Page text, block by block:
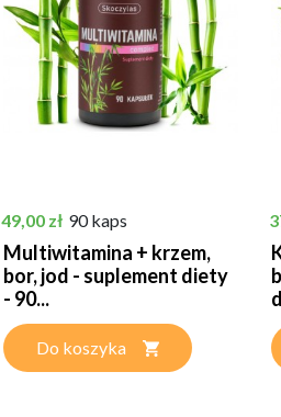
Cena
49,00 zł 90 kaps
Multiwitamina + krzem,
bor, jod - suplement diety
- 90...
Do koszyka